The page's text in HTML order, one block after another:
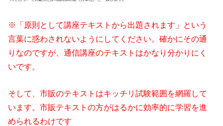
※「原則として講座テキストから出題されます」という
言葉に惑わされないようにしてください。確かにその通
りなのですが、通信講座のテキストはかなり分かりにく
いです。
そして、市販のテキストはキッチリ試験範囲を網羅して
います。市販テキストの方がはるかに効率的に学習を進
められるわけです